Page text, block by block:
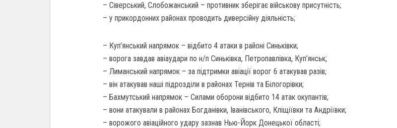
– Сіверський, Слобожанський – противник зберігає військову присутність;
– у прикордонних районах проводить диверсійну діяльність;
– Куп’янський напрямок – відбито 4 атаки в районі Синьківки;
– ворога завдав авіаудари по н/п Синьківка, Петропавлівка, Куп’янськ;
– Лиманський напрямок – за підтримки авіації ворог 6 атакував разів;
– він атакував наші підрозділи в районах Тернів та Білогорівки;
– Бахмутський напрямок – Силами оборони відбито 14 атак окупантів;
– вони атакували в районах Богданівки, Іванівського, Кліщіївки та Андріївки;
– ворожого авіаційного удару зазнав Нью-Йорк Донецької області;